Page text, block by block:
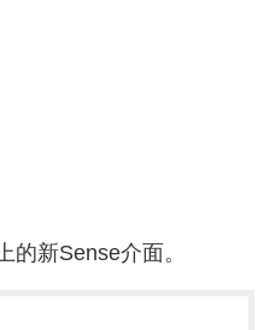
新Sense介面。